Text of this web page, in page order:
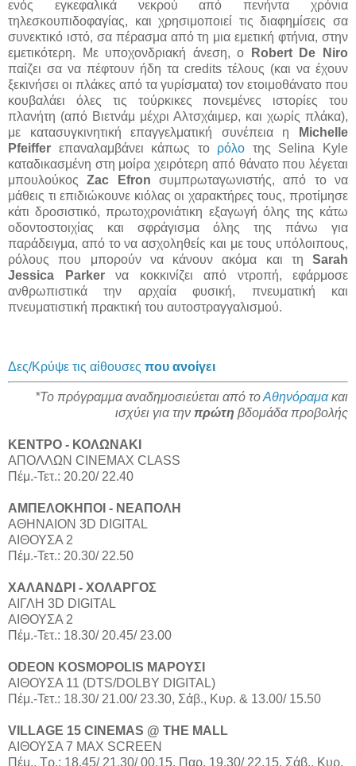
ενός εγκεφαλικά νεκρού από πενήντα χρόνια
τηλεσκουπιδοφαγίας, και χρησιμοποιεί τις διαφημίσεις σα
συνεκτικό ιστό, σα πέρασμα από τη μια εμετική φτήνια, στην
εμετικότερη. Με υποχονδριακή άνεση, ο
Robert De Niro
παίζει σα να πέφτουν ήδη τα credits τέλους (και να έχουν
ξεκινήσει οι πλάκες από τα γυρίσματα) τον ετοιμοθάνατο που
κουβαλάει όλες τις τούρκικες πονεμένες ιστορίες του
πλανήτη (από Βιετνάμ μέχρι Αλτσχάιμερ, και χωρίς πλάκα),
με κατασυγκινητική επαγγελματική συνέπεια η
Michelle
Pfeiffer επαναλαμβάνει κάπως το ρόλο της Selina Kyle
καταδικασμένη στη μοίρα χειρότερη από θάνατο που λέγεται
μπουλούκοςZac Efron συμπρωταγωνιστής, από το να
μάθεις τι επιδιώκουνε κιόλας οι χαρακτήρες τους, προτίμησε
κάτι δροσιστικό, πρωτοχρονιάτικη εξαγωγή όλης της κάτω
οδοντοστοιχίας και σφράγισμα όλης της πάνω για
παράδειγμα, από το να ασχοληθείς και με τους υπόλοιπους,
ρόλους που μπορούν να κάνουν ακόμα και τη Sarah
Jessica Parkerνα κοκκινίζει από ντροπή, εφάρμοσε
ανθρωπιστικά την αρχαία φυσική, πνευματική και
πνευματιστική πρακτική του αυτοστραγγαλισμού.
Δες/Κρύψε τις αίθουσες που ανοίγει
*Το πρόγραμμα αναδημοσιεύεται από τοΑθηνόραμακαι
ισχύει για την πρώτη βδομάδα προβολής
ΚΕΝΤΡΟ - ΚΟΛΩΝΑΚΙ
ΑΠΟΛΛΩΝ CINEMAX CLASS
Πέμ.-Τετ.: 20.20/ 22.40
ΑΜΠΕΛΟΚΗΠΟΙ - ΝΕΑΠΟΛΗ
ΑΘΗΝΑΙΟΝ 3D DIGITAL
ΑΙΘΟΥΣΑ 2
Πέμ.-Τετ.: 20.30/ 22.50
ΧΑΛΑΝΔΡΙ - ΧΟΛΑΡΓΟΣ
ΑΙΓΛΗ 3D DIGITAL
ΑΙΘΟΥΣΑ 2
Πέμ.-Τετ.: 18.30/ 20.45/ 23.00
ODEON KOSMOPOLIS ΜΑΡΟΥΣΙ
ΑΙΘΟΥΣΑ 11 (DTS/DOLBY DIGITAL)
Πέμ.-Τετ.: 18.30/ 21.00/ 23.30, Σάβ., Κυρ. & 13.00/ 15.50
VILLAGE 15 CINEMAS @ THE MALL
ΑΙΘΟΥΣΑ 7 MAX SCREEN
Πέμ., Τρ.: 18.45/ 21.30/ 00.15, Παρ. 19.30/ 22.15, Σάβ., Κυρ.